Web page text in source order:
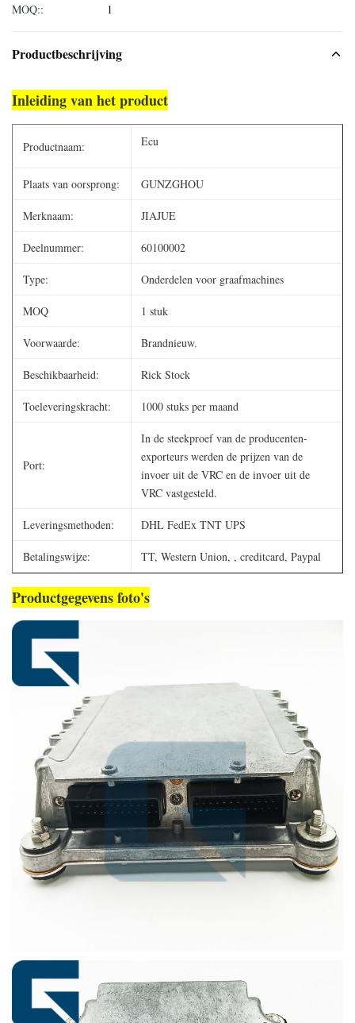
MOQ::
1
Productbeschrijving
Inleiding van het product
Productnaam: Ecu
Plaats van oorsprong: GUNZGHOU
Merknaam: JIAJUE
Deelnummer: 60100002
Type: Onderdelen voor graafmachines
MOQ 1 stuk
Voorwaarde: Brandnieuw.
Beschikbaarheid: Rick Stock
Toeleveringskracht: 1000 stuks per maand
Port:
In de steekproef van de producenten-
exporteurs werden de prijzen van de
invoer uit de VRC en de invoer uit de
VRC vastgesteld.
Leveringsmethoden: DHL FedEx TNT UPS
Betalingswijze: TT, Western Union, , creditcard, Paypal
Productgegevens foto's